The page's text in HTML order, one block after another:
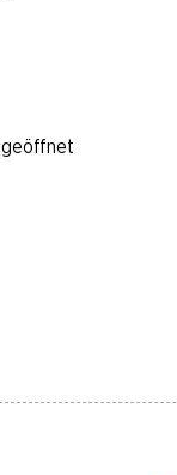
geöffnet